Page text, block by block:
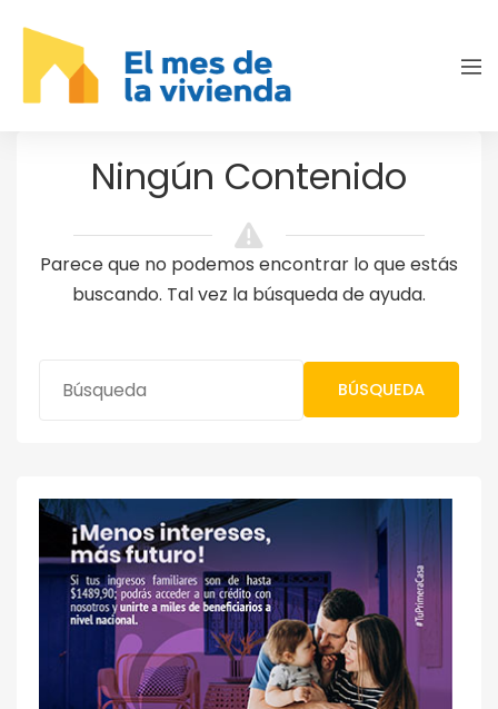
Ningún Contenido
Parece que no podemos encontrar lo que estás
buscando. Tal vez la búsqueda de ayuda.
BÚSQUEDA